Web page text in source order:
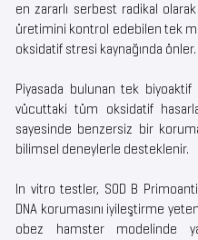
en zararlı serbest radikal
üretimini kontrol edebilen tek
oksidatif stresi kaynağında önler.
Piyasada bulunan tek biyoaktif
vücuttaki tüm oksidatif
sayesinde benzersiz bir
bilimsel deneylerle desteklenir.
In vitro testler, SOD B
DNA korumasını iyileştirme
obez hamster modelinde